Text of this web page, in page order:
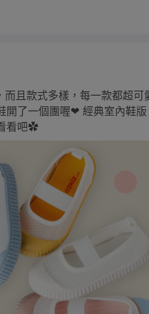
且款式多樣，每一款都超可
開了一個團喔❤ 經典室內鞋版
看吧✿